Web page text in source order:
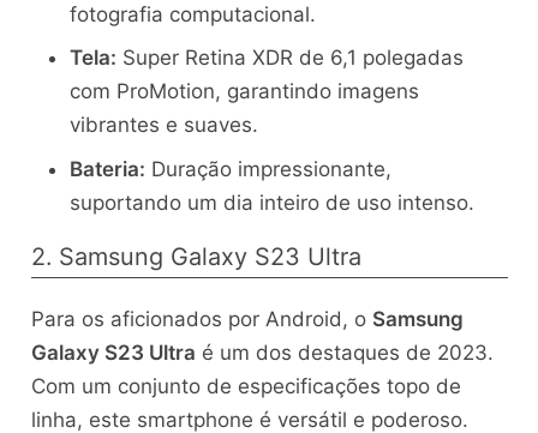
fotografia computacional.
Tela: Super Retina XDR de 6,1 polegadas
com ProMotion, garantindo imagens
vibrantes e suaves.
Bateria: Duração impressionante,
suportando um dia inteiro de uso intenso.
2. Samsung Galaxy S23 Ultra
Para os aficionados por Android, o Samsung
Galaxy S23 Ultra é um dos destaques de 2023.
Com um conjunto de especificações topo de
linha, este smartphone é versátil e poderoso.